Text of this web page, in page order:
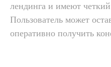
лендинга и имеют
Пользователь может
оперативно получить